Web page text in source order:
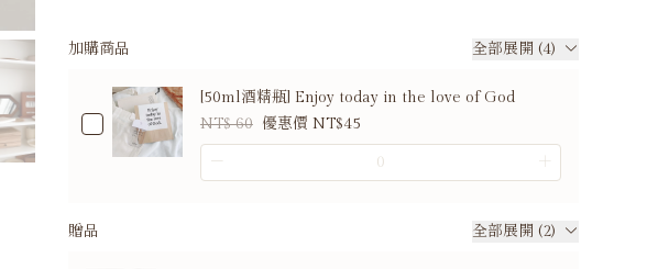
加購商品 全部展開 (4)
[50ml酒精瓶] Enjoy today in the love of God
NT$ 60 優惠價 NT$45
－
贈品 全部展開 (2)